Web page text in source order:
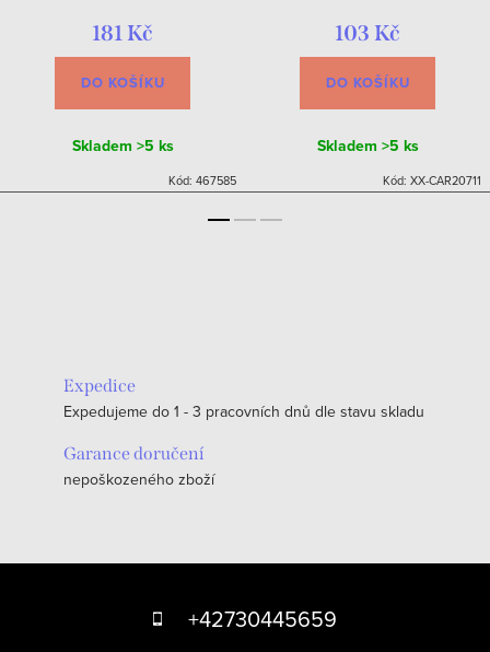
181 Kč
DO KOŠÍKU
Skladem >5 ks
Kód: 467585
103 Kč
DO KOŠÍKU
Skladem >5 ks
Kód: XX-CAR20711
Expedice
Expedujeme do 1 - 3 pracovních dnů dle stavu skladu
Garance doručení
nepoškozeného zboží
+42730445659